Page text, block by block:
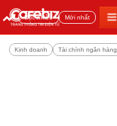
Đọc nhiều Mới nhất
Kinh doanh Tài chính ngân hàng